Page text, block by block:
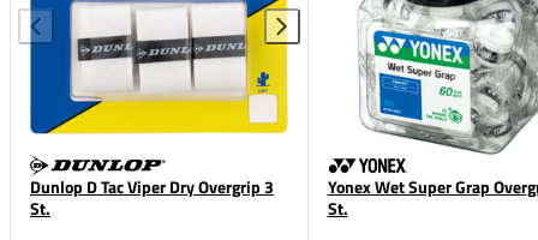
Dunlop D Tac Viper Dry Overgrip 3
St.
Yonex Wet Super Grap
St.